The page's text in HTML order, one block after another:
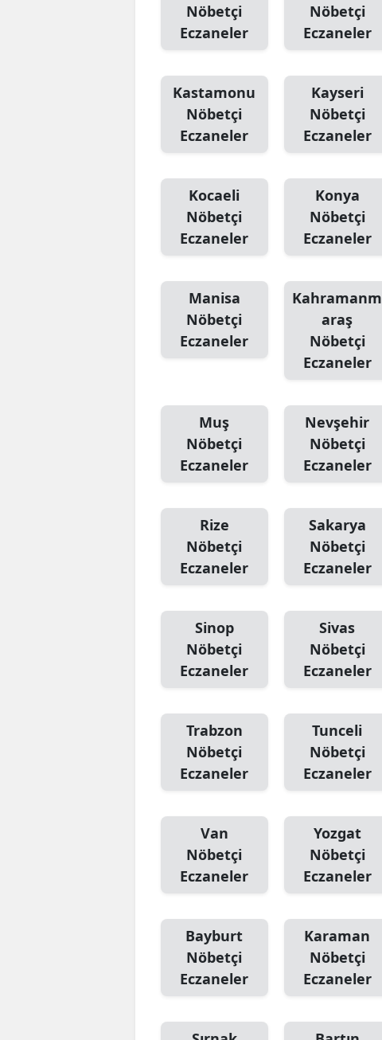
Nöbetçi
Eczaneler
Nöbetçi
Eczaneler
Kastamonu
Nöbetçi
Eczaneler
Kayseri
Nöbetçi
Eczaneler
Kocaeli
Nöbetçi
Eczaneler
Konya
Nöbetçi
Eczaneler
Manisa
Nöbetçi
Eczaneler
Kahramanm
araş
Nöbetçi
Eczaneler
Muş
Nöbetçi
Eczaneler
Nevşehir
Nöbetçi
Eczaneler
Rize
Nöbetçi
Eczaneler
Sakarya
Nöbetçi
Eczaneler
Sinop
Nöbetçi
Eczaneler
Sivas
Nöbetçi
Eczaneler
Trabzon
Nöbetçi
Eczaneler
Tunceli
Nöbetçi
Eczaneler
Van
Nöbetçi
Eczaneler
Yozgat
Nöbetçi
Eczaneler
Bayburt
Nöbetçi
Eczaneler
Karaman
Nöbetçi
Eczaneler